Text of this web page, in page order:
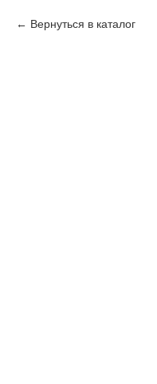
Вернуться в каталог